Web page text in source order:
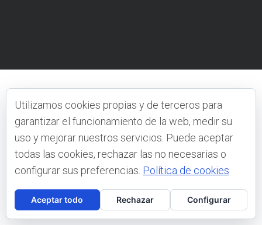
Utilizamos cookies propias y de terceros para
garantizar el funcionamiento de la web, medir su
uso y mejorar nuestros servicios. Puede aceptar
todas las cookies, rechazar las no necesarias o
configurar sus preferencias. Política de cookies
Aceptar todo Rechazar Configurar